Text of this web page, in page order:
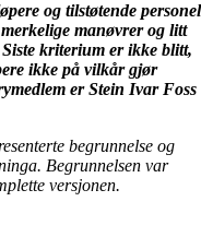
og tilstøtende
manøvrer og litt
kriterium er ikke blitt,
ikke på vilkår gjør
er Stein Ivar Foss
begrunnelse og
Begrunnelsen var
versjonen.